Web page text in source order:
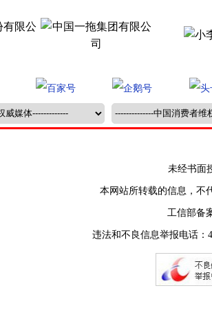
未经书面
本网站所转载的信息，不
工信部备
违法和不良信息举报电话